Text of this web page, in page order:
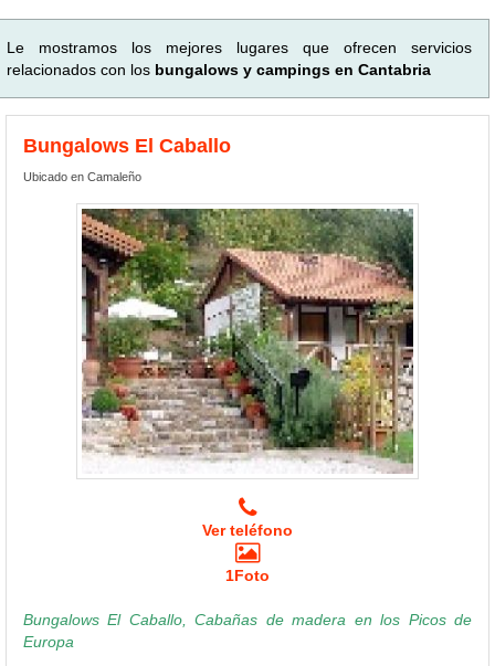
Le mostramos los mejores lugares que ofrecen servicios
relacionados con los bungalows y campings en Cantabria
Bungalows El Caballo
Ubicado en Camaleño
Ver teléfono
1Foto
Bungalows El Caballo, Cabañas de madera en los Picos de
Europa